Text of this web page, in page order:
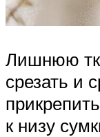
Лишнюю
срезать и
к низу